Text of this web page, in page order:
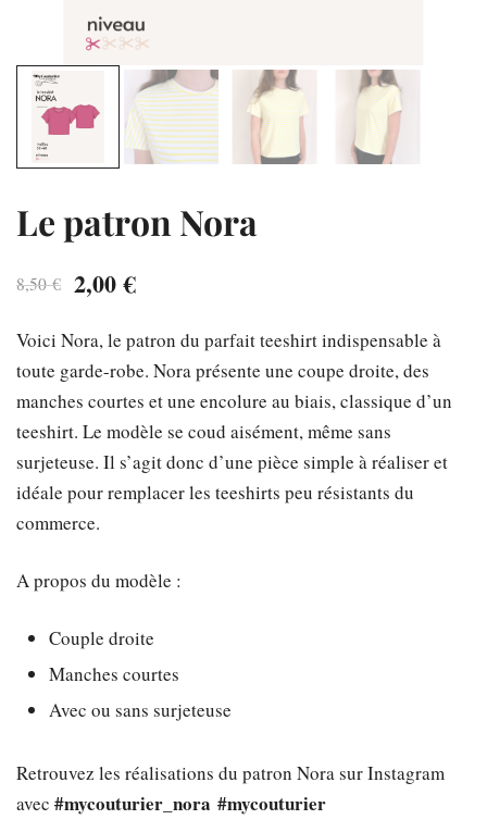
Le patron Nora
8,50€ Le
initial
était :
8,50 €.
2,00€Le
actuel
est :
2,00 €.
Voici Nora, le patron du parfait teeshirt indispensable à
toute garde-robe. Nora présente une coupe droite, des
manches courtes et une encolure au biais, classique d’un
teeshirt. Le modèle se coud aisément, même sans
surjeteuse. Il s’agit donc d’une pièce simple à réaliser et
idéale pour remplacer les teeshirts peu résistants du
commerce.
A propos du modèle :
Couple droite
Manches courtes
Avec ou sans surjeteuse
Retrouvez les réalisations du patron Nora sur Instagram
avec #mycouturier_nora #mycouturier